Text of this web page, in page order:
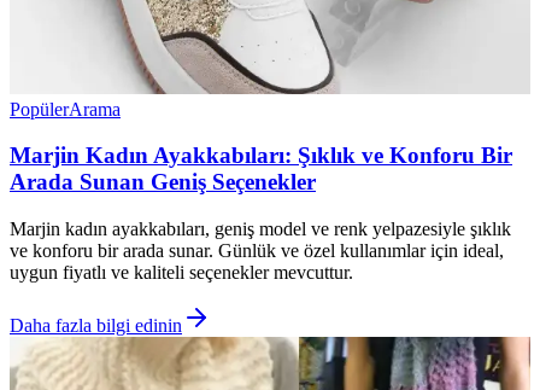
PopülerArama
Marjin Kadın Ayakkabıları: Şıklık ve Konforu Bir
Arada Sunan Geniş Seçenekler
Marjin kadın ayakkabıları, geniş model ve renk yelpazesiyle şıklık
ve konforu bir arada sunar. Günlük ve özel kullanımlar için ideal,
uygun fiyatlı ve kaliteli seçenekler mevcuttur.
Daha fazla bilgi edinin